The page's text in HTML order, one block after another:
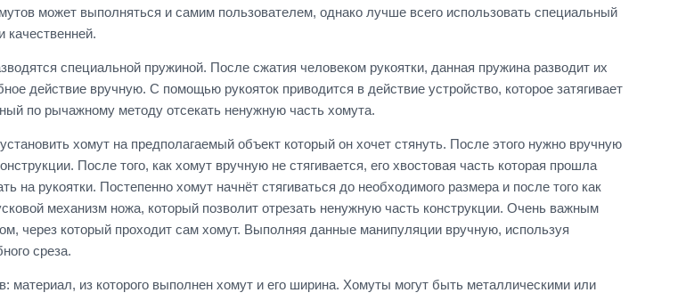
может выполняться и самим пользователем, однако лучше всего использовать специальный
качественней.
специальной пружиной. После сжатия человеком рукоятки, данная пружина разводит их
действие вручную. С помощью рукояток приводится в действие устройство, которое затягивает
по рычажному методу отсекать ненужную часть хомута.
хомут на предполагаемый объект который он хочет стянуть. После этого нужно вручную
После того, как хомут вручную не стягивается, его хвостовая часть которая прошла
на рукоятки. Постепенно хомут начнёт стягиваться до необходимого размера и после того как
механизм ножа, который позволит отрезать ненужную часть конструкции. Очень важным
через который проходит сам хомут. Выполняя данные манипуляции вручную, используя
среза.
материал, из которого выполнен хомут и его ширина. Хомуты могут быть металлическими или